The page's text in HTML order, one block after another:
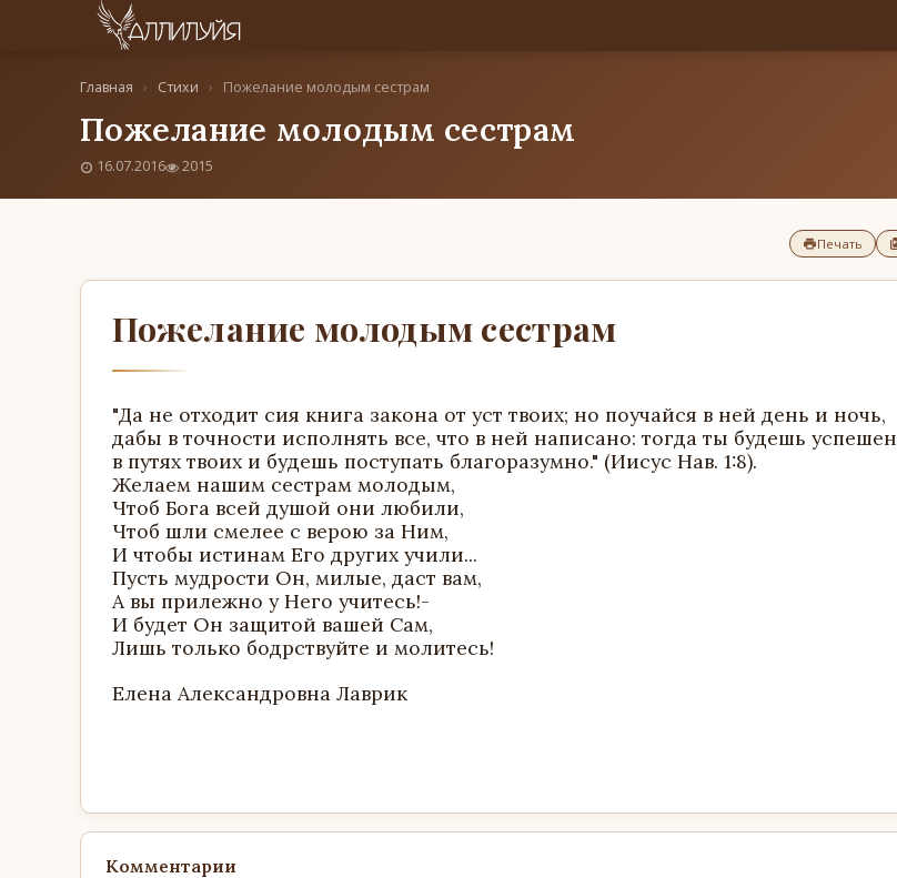
Главная › Стихи › Пожелание молодым сестрам
Пожелание молодым сестрам
16.07.2016 2015
Печать
Пожелание молодым сестрам
"Да не отходит сия книга закона от уст твоих; но поучайся в ней день и ночь,
дабы в точности исполнять все, что в ней написано: тогда ты будешь успешен
в путях твоих и будешь поступать благоразумно." (Иисус Нав. 1:8).
Желаем нашим сестрам молодым,
Чтоб Бога всей душой они любили,
Чтоб шли смелее с верою за Ним,
И чтобы истинам Его других учили...
Пусть мудрости Он, милые, даст вам,
А вы прилежно у Него учитесь!-
И будет Он защитой вашей Сам,
Лишь только бодрствуйте и молитесь!
Елена Александровна Лаврик
Комментарии